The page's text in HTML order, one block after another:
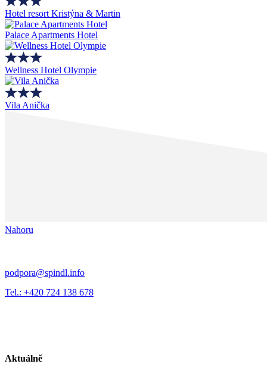
Hotel resort Kristýna & Martin
Palace Apartments Hotel
Wellness Hotel Olympie
Vila Anička
Nahoru
podpora@spindl.info
Tel.: +420 724 138 678
Aktuálně